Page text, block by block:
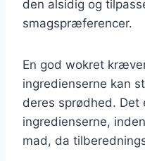
den alsidig og
smagspræferencer.
En god wokret
ingredienserne kan
deres sprødhed.
ingredienserne,
mad, da